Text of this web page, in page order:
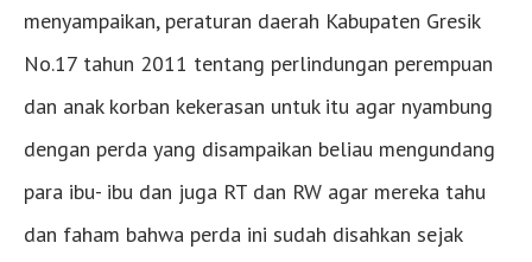
menyampaikan, peraturan daerah Kabupaten Gresik
No.17 tahun 2011 tentang perlindungan perempuan
dan anak korban kekerasan untuk itu agar nyambung
dengan perda yang disampaikan beliau mengundang
para ibu- ibu dan juga RT dan RW agar mereka tahu
dan faham bahwa perda ini sudah disahkan sejak